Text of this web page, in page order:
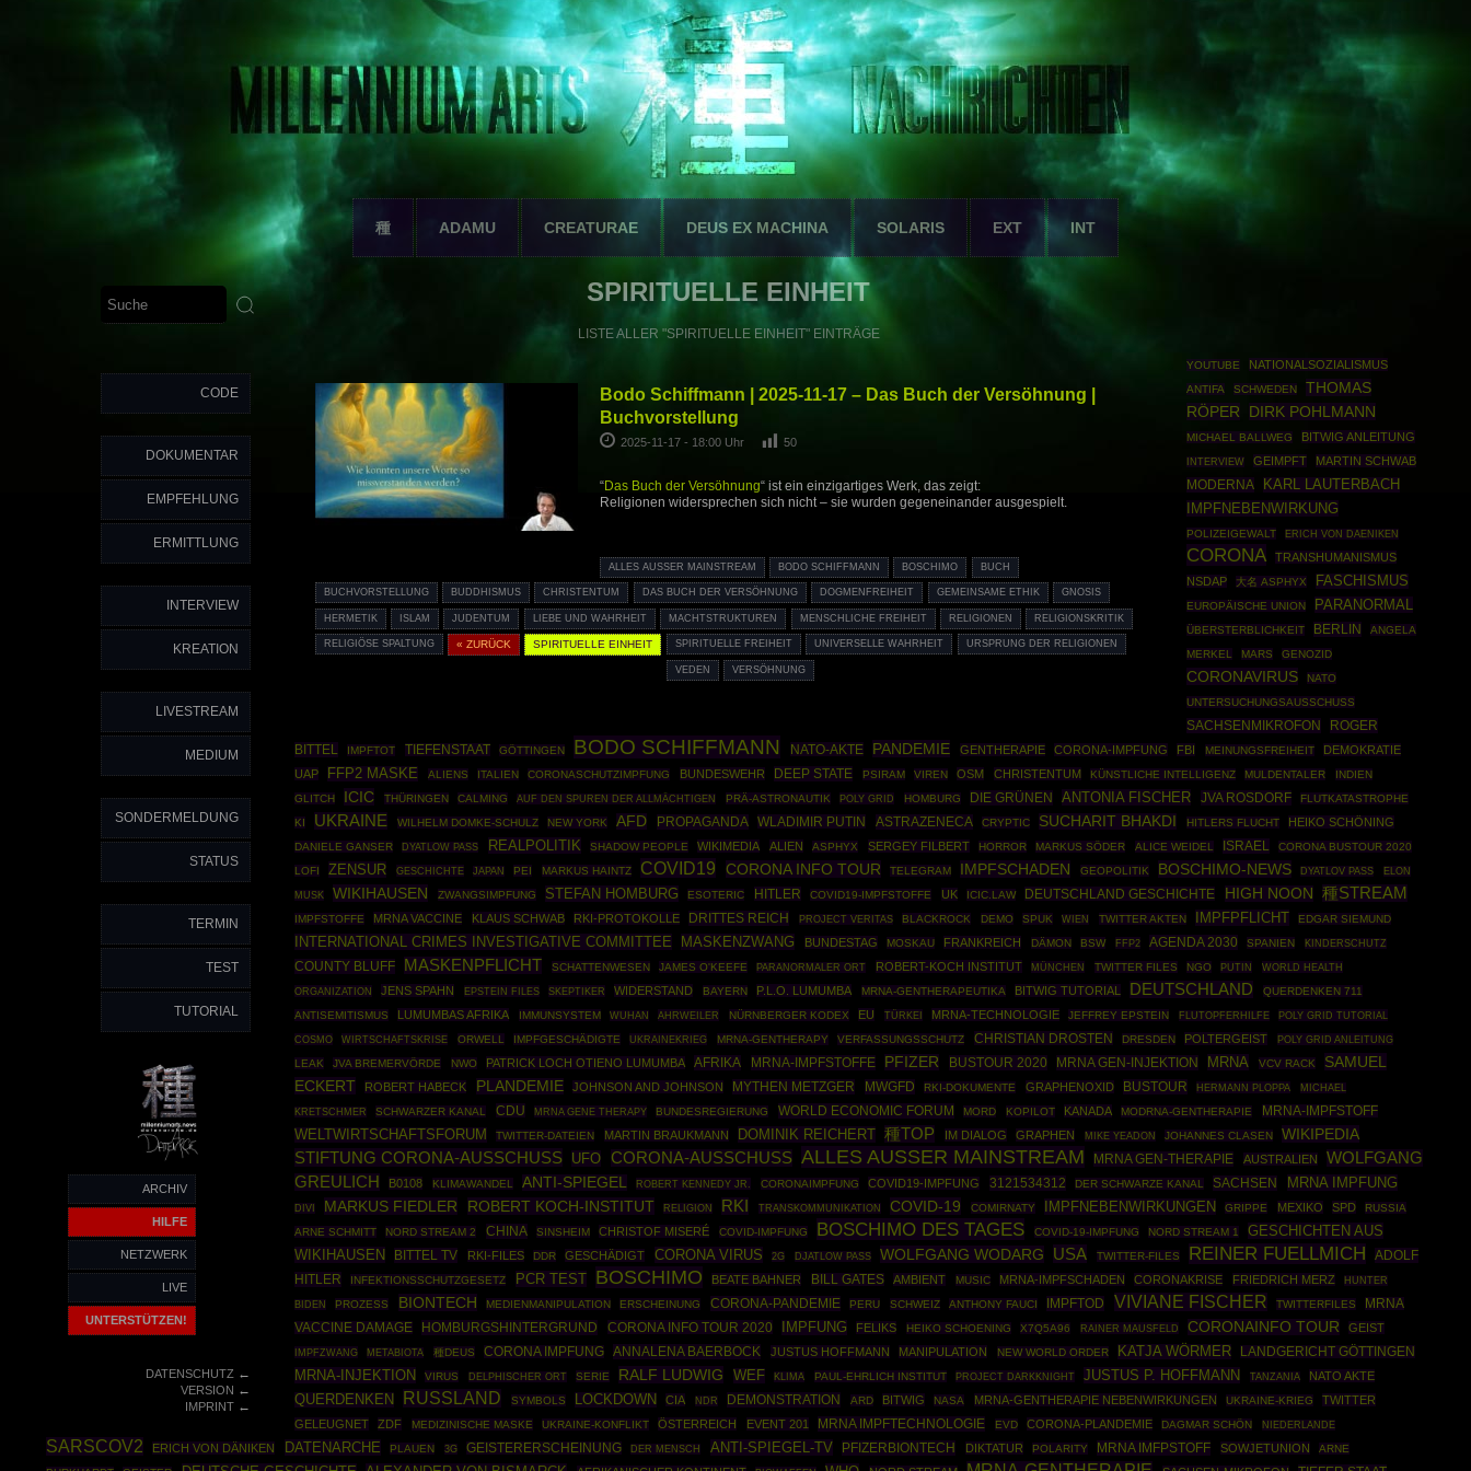
種 ADAMU CREATURAE DEUS EX MACHINA SOLARIS EXT INT
CODE
DOKUMENTAR
EMPFEHLUNG
ERMITTLUNG
INTERVIEW
KREATION
LIVESTREAM
MEDIUM
SONDERMELDUNG
STATUS
TERMIN
TEST
TUTORIAL
ARCHIV
HILFE
NETZWERK
LIVE
UNTERSTÜTZEN!
DATENSCHUTZ←
VERSION ←
IMPRINT←
SPIRITUELLE EINHEIT
LISTE ALLER "SPIRITUELLE EINHEIT" EINTRÄGE
Bodo Schiffmann | 2025-11-17 – Das Buch der Versöhnung |
Buchvorstellung
2025-11-17 - 18:00 Uhr 50
“Das Buch der Versöhnung“ ist ein einzigartiges Werk, das zeigt:
Religionen widersprechen sich nicht – sie wurden gegeneinander ausgespielt.
ALLES AUSSER MAINSTREAM BODO SCHIFFMANN BOSCHIMO BUCH
BUCHVORSTELLUNG BUDDHISMUS CHRISTENTUM DAS BUCH DER VERSÖHNUNG DOGMENFREIHEIT GEMEINSAME ETHIK GNOSIS
HERMETIK ISLAM JUDENTUM LIEBE UND WAHRHEIT MACHTSTRUKTUREN MENSCHLICHE FREIHEIT RELIGIONEN RELIGIONSKRITIK
RELIGIÖSE SPALTUNG « ZURÜCK SPIRITUELLE EINHEIT SPIRITUELLE FREIHEIT UNIVERSELLE WAHRHEIT URSPRUNG DER RELIGIONEN
VEDEN VERSÖHNUNG
YOUTUBE NATIONALSOZIALISMUS
ANTIFA SCHWEDEN
THOMAS
RÖPER
DIRK POHLMANN
MICHAEL BALLWEG BITWIG ANLEITUNG
INTERVIEW GEIMPFT MARTIN SCHWAB
MODERNA KARL LAUTERBACH
IMPFNEBENWIRKUNG
POLIZEIGEWALT ERICH VON DAENIKEN
CORONA
TRANSHUMANISMUS
NSDAP
大名 ASPHYX FASCHISMUS
EUROPÄISCHE UNION PARANORMAL
ÜBERSTERBLICHKEIT BERLIN
ANGELA
MERKEL
MARS GENOZID
CORONAVIRUS
NATO
UNTERSUCHUNGSAUSSCHUSS
SACHSENMIKROFON
ROGER
BITTEL
IMPFTOT TIEFENSTAAT GÖTTINGEN BODO SCHIFFMANN NATO-AKTE PANDEMIE GENTHERAPIE CORONA-IMPFUNG FBI MEINUNGSFREIHEIT
DEMOKRATIE
UAP
FFP2 MASKE ALIENS ITALIEN CORONASCHUTZIMPFUNG BUNDESWEHR DEEP STATE PSIRAM VIREN OSM CHRISTENTUM KÜNSTLICHE INTELLIGENZ MULDENTALER
INDIEN
GLITCH
ICIC THÜRINGEN CALMING AUF DEN SPUREN DER ALLMÄCHTIGEN PRÄ-ASTRONAUTIK POLY GRID HOMBURG DIE GRÜNEN ANTONIA FISCHER JVA ROSDORF
FLUTKATASTROPHE
KI
UKRAINE WILHELM DOMKE-SCHULZ NEW YORK AFD PROPAGANDA WLADIMIR PUTIN ASTRAZENECA CRYPTIC SUCHARIT BHAKDI HITLERS FLUCHT HEIKO SCHÖNING
DANIELE GANSER DYATLOW PASS REALPOLITIK SHADOW PEOPLE WIKIMEDIA ALIEN ASPHYX SERGEY FILBERT HORROR MARKUS SÖDER ALICE WEIDEL ISRAEL
CORONA BUSTOUR 2020
LOFI
ZENSUR GESCHICHTE JAPAN PEI MARKUS HAINTZ COVID19 CORONA INFO TOUR TELEGRAM IMPFSCHADEN GEOPOLITIK BOSCHIMO-NEWS DYATLOV PASS ELON
MUSK WIKIHAUSEN ZWANGSIMPFUNG STEFAN HOMBURG ESOTERIC HITLER COVID19-IMPFSTOFFE UK ICIC.LAW DEUTSCHLAND GESCHICHTE HIGH NOON 種STREAM
IMPFSTOFFE MRNA VACCINE KLAUS SCHWAB RKI-PROTOKOLLE DRITTES REICH PROJECT VERITAS BLACKROCK DEMO SPUK WIEN TWITTER AKTEN IMPFPFLICHT EDGAR SIEMUND
INTERNATIONAL CRIMES INVESTIGATIVE COMMITTEE MASKENZWANG BUNDESTAG MOSKAU FRANKREICH DÄMON BSW FFP2 AGENDA 2030 SPANIEN KINDERSCHUTZ
COUNTY BLUFF MASKENPFLICHT SCHATTENWESEN JAMES O'KEEFE PARANORMALER ORT ROBERT-KOCH INSTITUT MÜNCHEN TWITTER FILES NGO PUTIN
WORLD HEALTH
ORGANIZATION
JENS SPAHN EPSTEIN FILES SKEPTIKER WIDERSTAND BAYERN P.L.O. LUMUMBA MRNA-GENTHERAPEUTIKA BITWIG TUTORIAL DEUTSCHLAND
QUERDENKEN 711
ANTISEMITISMUS
LUMUMBAS AFRIKA IMMUNSYSTEM WUHAN AHRWEILER NÜRNBERGER KODEX EU TÜRKEI MRNA-TECHNOLOGIE JEFFREY EPSTEIN FLUTOPFERHILFE
POLY GRID TUTORIAL
COSMO
WIRTSCHAFTSKRISE ORWELL IMPFGESCHÄDIGTE UKRAINEKRIEG MRNA-GENTHERAPY VERFASSUNGSSCHUTZ CHRISTIAN DROSTEN DRESDEN POLTERGEIST
POLY GRID ANLEITUNG
LEAK
JVA BREMERVÖRDE NWO PATRICK LOCH OTIENO LUMUMBA AFRIKA MRNA-IMPFSTOFFE PFIZER BUSTOUR 2020 MRNA GEN-INJEKTION MRNA VCV RACK
SAMUEL
ECKERT
ROBERT HABECK PLANDEMIE JOHNSON AND JOHNSON MYTHEN METZGER MWGFD RKI-DOKUMENTE GRAPHENOXID BUSTOUR HERMANN PLOPPA MICHAEL
KRETSCHMER SCHWARZER KANAL CDU MRNA GENE THERAPY BUNDESREGIERUNG WORLD ECONOMIC FORUM MORD KOPILOT KANADA MODRNA-GENTHERAPIE MRNA-IMPFSTOFF
WELTWIRTSCHAFTSFORUM TWITTER-DATEIEN MARTIN BRAUKMANN DOMINIK REICHERT 種TOP IM DIALOG GRAPHEN MIKE YEADON JOHANNES CLASEN WIKIPEDIA
STIFTUNG CORONA-AUSSCHUSS UFO CORONA-AUSSCHUSS ALLES AUSSER MAINSTREAM MRNA GEN-THERAPIE AUSTRALIEN
WOLFGANG
GREULICH
B0108 KLIMAWANDEL ANTI-SPIEGEL ROBERT KENNEDY JR. CORONAIMPFUNG COVID19-IMPFUNG 3121534312 DER SCHWARZE KANAL SACHSEN MRNA IMPFUNG
DIVI MARKUS FIEDLER ROBERT KOCH-INSTITUT RELIGION RKI TRANSKOMMUNIKATION COVID-19 COMIRNATY IMPFNEBENWIRKUNGEN GRIPPE MEXIKO SPD
RUSSIA
ARNE SCHMITT
NORD STREAM 2 CHINA SINSHEIM CHRISTOF MISERÉ COVID-IMPFUNG BOSCHIMO DES TAGES COVID-19-IMPFUNG NORD STREAM 1
GESCHICHTEN AUS
WIKIHAUSEN
BITTEL TV RKI-FILES DDR GESCHÄDIGT CORONA VIRUS 2G DJATLOW PASS WOLFGANG WODARG USA TWITTER-FILES REINER FUELLMICH
ADOLF
HITLER
INFEKTIONSSCHUTZGESETZ PCR TEST BOSCHIMO BEATE BAHNER BILL GATES AMBIENT MUSIC MRNA-IMPFSCHADEN CORONAKRISE FRIEDRICH MERZ HUNTER
BIDEN PROZESS BIONTECH MEDIENMANIPULATION ERSCHEINUNG CORONA-PANDEMIE PERU SCHWEIZ ANTHONY FAUCI IMPFTOD VIVIANE FISCHER TWITTERFILES
MRNA
VACCINE DAMAGE
HOMBURGSHINTERGRUND CORONA INFO TOUR 2020 IMPFUNG FELIKS HEIKO SCHOENING X7Q5A96 RAINER MAUSFELD CORONAINFO TOUR GEIST
IMPFZWANG METABIOTA 種DEUS CORONA IMPFUNG ANNALENA BAERBOCK JUSTUS HOFFMANN MANIPULATION NEW WORLD ORDER KATJA WÖRMER LANDGERICHT GÖTTINGEN
MRNA-INJEKTION VIRUS DELPHISCHER ORT SERIE RALF LUDWIG WEF KLIMA PAUL-EHRLICH INSTITUT PROJECT DARKKNIGHT JUSTUS P. HOFFMANN TANZANIA NATO AKTE
QUERDENKEN RUSSLAND SYMBOLS LOCKDOWN CIA NDR DEMONSTRATION ARD BITWIG NASA MRNA-GENTHERAPIE NEBENWIRKUNGEN UKRAINE-KRIEG
TWITTER
GELEUGNET
ZDF MEDIZINISCHE MASKE UKRAINE-KONFLIKT ÖSTERREICH EVENT 201 MRNA IMPFTECHNOLOGIE EVD CORONA-PLANDEMIE DAGMAR SCHÖN NIEDERLANDE
SARSCOV2 ERICH VON DÄNIKEN DATENARCHE PLAUEN 3G GEISTERERSCHEINUNG DER MENSCH ANTI-SPIEGEL-TV PFIZERBIONTECH DIKTATUR POLARITY MRNA IMFPSTOFF SOWJETUNION
ARNE